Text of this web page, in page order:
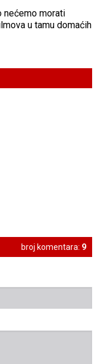
nećemo morati
u tamu domaćih
broj komentara: 9